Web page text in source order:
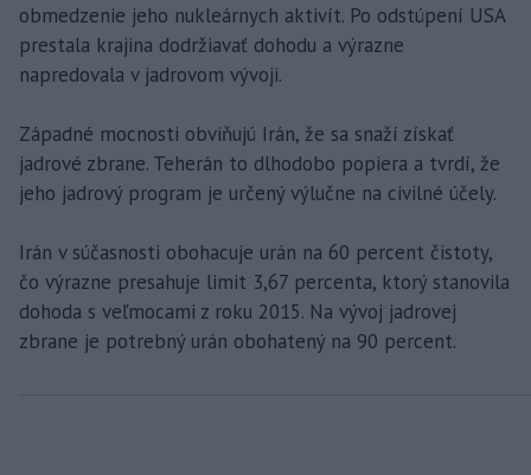
obmedzenie jeho nukleárnych aktivít. Po odstúpení USA
prestala krajina dodržiavať dohodu a výrazne
napredovala v jadrovom vývoji.
Západné mocnosti obviňujú Irán, že sa snaží získať
jadrové zbrane. Teherán to dlhodobo popiera a tvrdí, že
jeho jadrový program je určený výlučne na civilné účely.
Irán v súčasnosti obohacuje urán na 60 percent čistoty,
čo výrazne presahuje limit 3,67 percenta, ktorý stanovila
dohoda s veľmocami z roku 2015. Na vývoj jadrovej
zbrane je potrebný urán obohatený na 90 percent.